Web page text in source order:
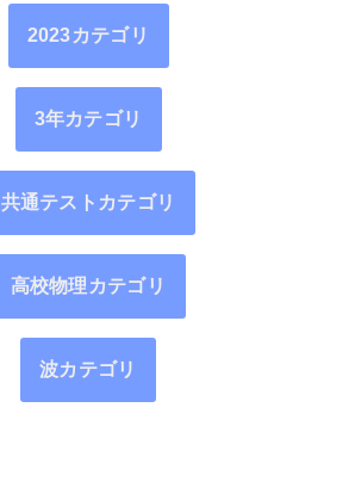
2023カテゴリ
3年カテゴリ
共通テストカテゴリ
高校物理カテゴリ
波カテゴリ